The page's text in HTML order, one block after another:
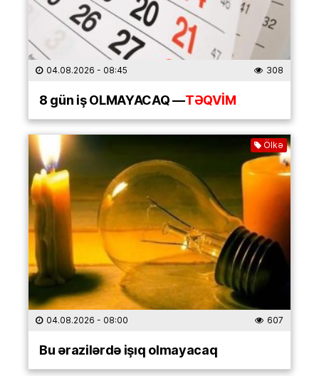
04.08.2026 - 08:45 308
8 gün iş OLMAYACAQ —TƏQVİM
Ölkə
04.08.2026 - 08:00 607
Bu ərazilərdə işıq olmayacaq